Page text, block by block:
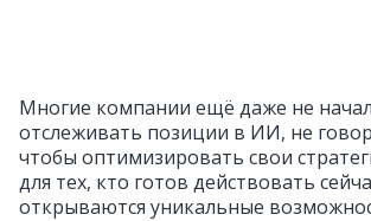
Многие компании ещё даже не
отслеживать позиции в ИИ, не
чтобы оптимизировать свои
для тех, кто готов действовать
открываются уникальные